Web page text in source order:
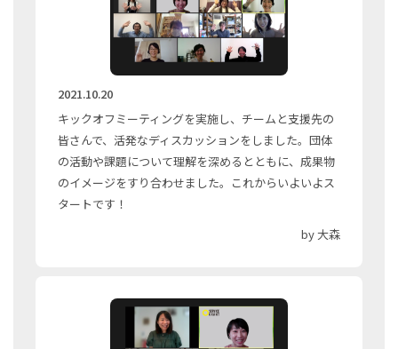
2021.10.20
キックオフミーティングを実施し、チームと支援先の
皆さんで、活発なディスカッションをしました。団体
の活動や課題について理解を深めるとともに、成果物
のイメージをすり合わせました。これからいよいよス
タートです！
by 大森